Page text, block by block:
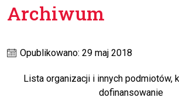
Archiwum
Opublikowano: 29 maj 2018
Lista organizacji i innych podmiotów,
dofinansowanie